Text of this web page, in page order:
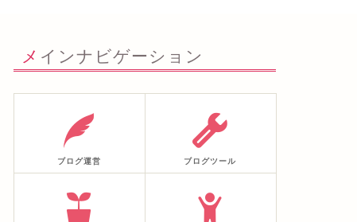
メインナビゲーション
ブログ運営 ブログツール